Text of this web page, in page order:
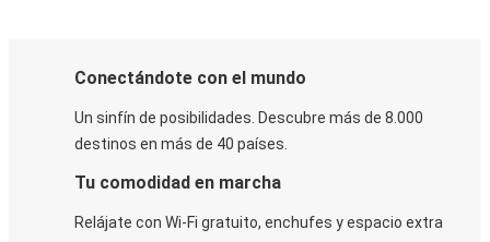
Conectándote con el mundo
Un sinfín de posibilidades. Descubre más de 8.000
destinos en más de 40 países.
Tu comodidad en marcha
Relájate con Wi-Fi gratuito, enchufes y espacio extra